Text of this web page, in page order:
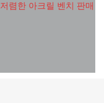
저렴한 아크릴 벤치 판매